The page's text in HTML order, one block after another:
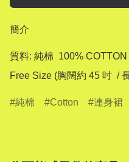
簡介
質料: 純棉  100% COTTON
純棉 Cotton 連身裙